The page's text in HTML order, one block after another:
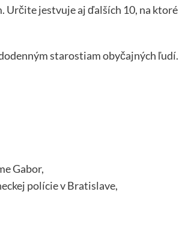
Určite jestvuje aj ďalších 10, na ktoré
starostiam obyčajných ľudí.
Gabor,
polície v Bratislave,